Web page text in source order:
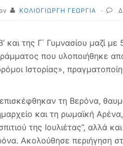
ΚΟΛΙΟΓΙΩΡΓΗ ΓΕΩΡΓΙΑ ·
της Γ΄ Γυμνασίου μαζί με
που υλοποιήθηκε
Ιστορίας»,
τη Βερόνα,
και τη ρωμαϊκή
της Ιουλιέτας”, αλλά
Ακολούθησε περιήγηση